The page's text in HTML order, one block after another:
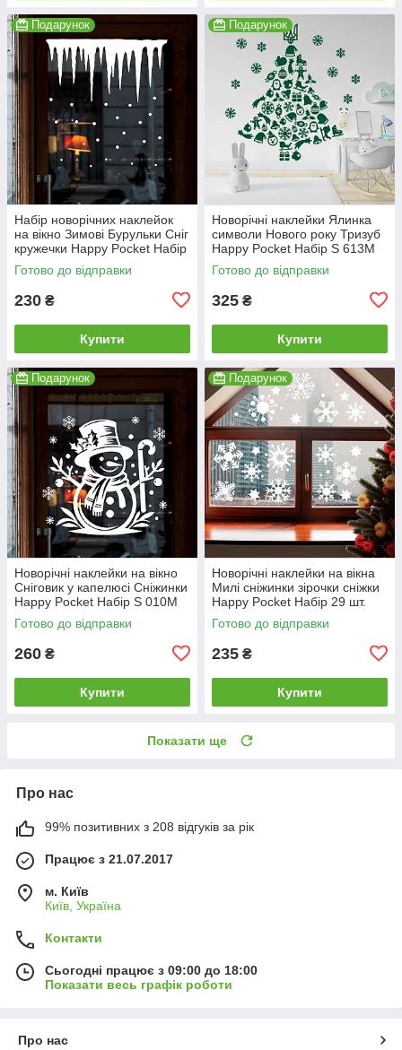
Подарунок
Набір новорічних наклейок
на вікно Зимові Бурульки Сніг
кружечки Happy Pocket Набір
S білий матовий (HP-150S-
010M)
Готово до відправки
230 ₴
Купити
Подарунок
Новорічні наклейки Ялинка
символи Нового року Тризуб
Happy Pocket Набір S 613M
(HP-152S-613M)
Готово до відправки
325 ₴
Купити
Подарунок
Новорічні наклейки на вікно
Сніговик у капелюсі Сніжинки
Happy Pocket Набір S 010M
(HP-153S-010M)
Готово до відправки
260 ₴
Купити
Подарунок
Новорічні наклейки на вікна
Милі сніжинки зірочки сніжки
Happy Pocket Набір 29 шт.
матова Білий
Готово до відправки
235 ₴
Купити
Показати ще
Про нас
99% позитивних з 208 відгуків за рік
Працює з 21.07.2017
м. Київ
Київ, Україна
Контакти
Сьогодні працює з 09:00 до 18:00
Показати весь графік роботи
Про нас